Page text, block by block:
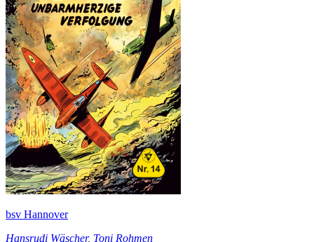
bsv Hannover
Hansrudi Wäscher, Toni Rohmen